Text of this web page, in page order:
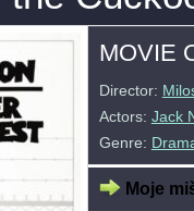
MOVIE
Director:
Actors: Jack
Genre:
Moje